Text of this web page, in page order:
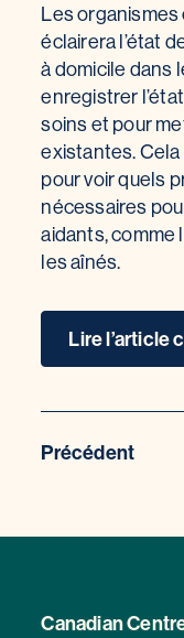
Les
éclairera l’état
à domicile dans
enregistrer
soins et pour
existantes.
pour voir quels
nécessaires
aidants,
les aînés.
Lire l’article
Précédent
Canadian